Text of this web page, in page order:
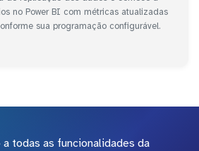
no Power BI com métricas atualizadas
sua programação configurável.
a todas as funcionalidades da